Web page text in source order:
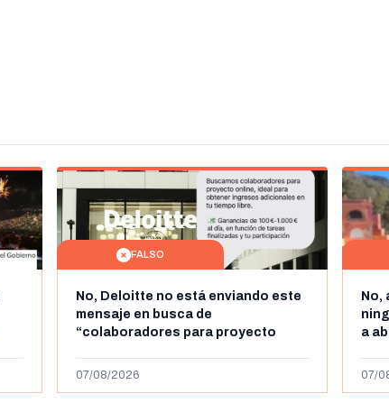
FALSO
No, Deloitte no está enviando este
mensaje en busca de
“colaboradores para proyecto
1.000 euros al día: es un timo
07/08/2026
No,
a
y
07/